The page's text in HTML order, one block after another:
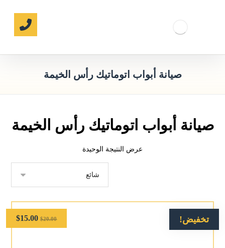
صيانة أبواب اتوماتيك رأس الخيمة
صيانة أبواب اتوماتيك رأس الخيمة
عرض النتيجة الوحيدة
تخفيض! $20.00
$15.00